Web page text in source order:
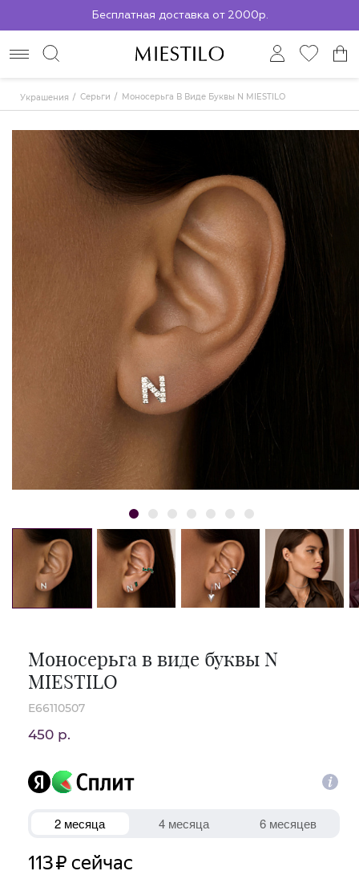
Бесплатная доставка от 2000р.
По всей России до ПВЗ СДЭК
Украшения Серьги Моносерьга В Виде Буквы N MIESTILO
Моносерьга в виде буквы N
MIESTILO
E66110507
450 р.